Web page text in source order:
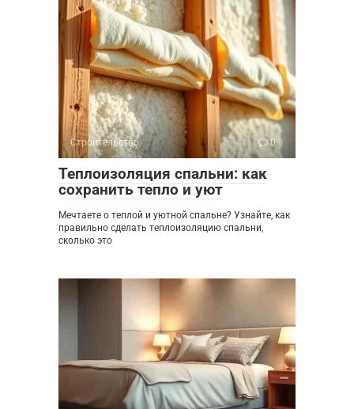
Строительство 0
Теплоизоляция спальни: как
сохранить тепло и уют
Мечтаете о теплой и уютной спальне? Узнайте, как
правильно сделать теплоизоляцию спальни,
сколько это